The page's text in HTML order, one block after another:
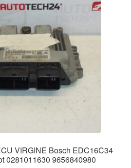
VIRGINE Bosch EDC16C34
0281011630 9656840980